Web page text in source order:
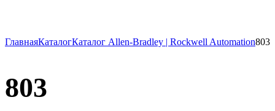
ГлавнаяКаталогКаталог Allen-Bradley | Rockwell Automation803
803